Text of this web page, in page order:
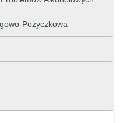
Pożyczkowa